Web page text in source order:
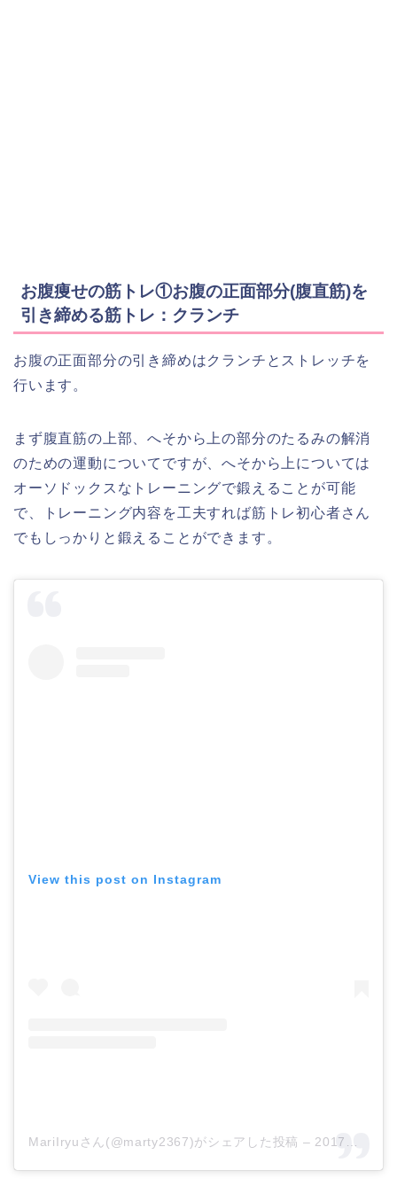
お腹痩せの筋トレ①お腹の正面部分(腹直筋)を
引き締める筋トレ：クランチ
お腹の正面部分の引き締めはクランチとストレッチを
行います。
まず腹直筋の上部、へそから上の部分のたるみの解消
のための運動についてですが、へそから上については
オーソドックスなトレーニングで鍛えることが可能
で、トレーニング内容を工夫すれば筋トレ初心者さん
でもしっかりと鍛えることができます。
View this post on Instagram
MariIryuさん(@marty2367)がシェアした投稿 – 2017年11月月10日午前5時15分PST